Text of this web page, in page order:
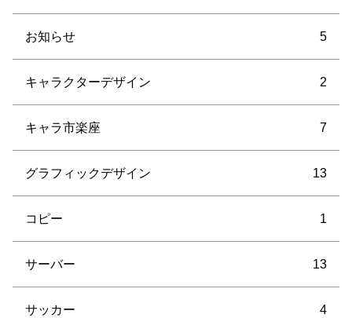
お知らせ 5
キャラクターデザイン 2
キャラ市楽座 7
グラフィックデザイン 13
コピー 1
サーバー 13
サッカー 4